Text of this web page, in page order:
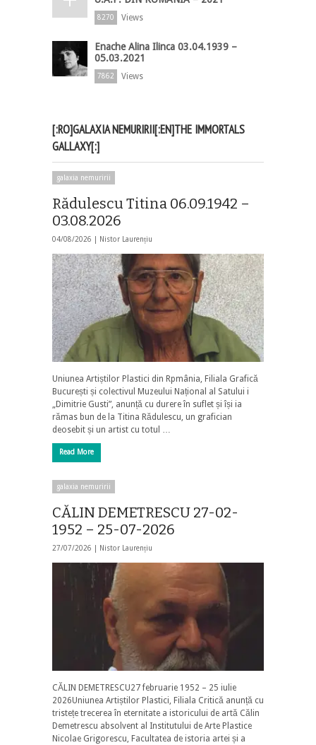
8270 Views
Enache Alina Ilinca 03.04.1939 –
05.03.2021
7862 Views
[:RO]GALAXIA NEMURIRII[:EN]THE IMMORTALS
GALLAXY[:]
galaxia nemuririi
Rădulescu Titina 06.09.1942 –
03.08.2026
04/08/2026 | Nistor Laurențiu
Uniunea Artiștilor Plastici din Rpmânia, Filiala Grafică
București și colectivul Muzeului Național al Satului i
„Dimitrie Gusti”, anunță cu durere în suflet și își ia
rămas bun de la Titina Rădulescu, un grafician
deosebit și un artist cu totul …
Read More
galaxia nemuririi
CĂLIN DEMETRESCU 27-02-
1952 – 25-07-2026
27/07/2026 | Nistor Laurențiu
CĂLIN DEMETRESCU27 februarie 1952 – 25 iulie
2026Uniunea Artiștilor Plastici, Filiala Critică anunță cu
tristețe trecerea în eternitate a istoricului de artă Călin
Demetrescu absolvent al Institutului de Arte Plastice
Nicolae Grigorescu, Facultatea de istoria artei și a